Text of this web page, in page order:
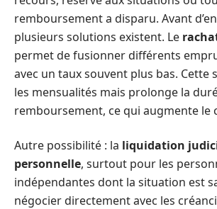
remboursement a disparu. Avant
plusieurs solutions existent. Le
permet de fusionner différents
avec un taux souvent plus bas. Cette
les mensualités mais prolonge la
remboursement, ce qui augmente le
Autre possibilité : la liquidation
personnelle, surtout pour les
indépendantes dont la situation est
négocier directement avec les